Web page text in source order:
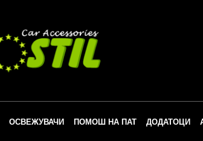
ОСВЕЖУВАЧИ ПОМОШ НА ПАТ ДОДАТОЦИ